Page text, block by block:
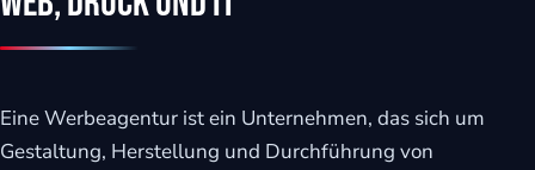
Eine Werbeagentur ist ein Unternehmen, das sich um
Gestaltung, Herstellung und Durchführung von